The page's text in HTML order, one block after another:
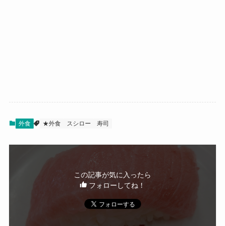
外食 ★外食 スシロー 寿司
この記事が気に入ったら
フォローしてね！